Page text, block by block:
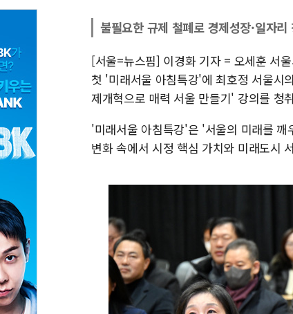
불필요한 규제 철폐로 경제성장·일자리
[서울=뉴스핌] 이경화 기자 = 오세훈 서
첫 '미래서울 아침특강'에 최호정 서울시
제개혁으로 매력 서울 만들기' 강의를 청
'미래서울 아침특강'은 '서울의 미래를
변화 속에서 시정 핵심 가치와 미래도시